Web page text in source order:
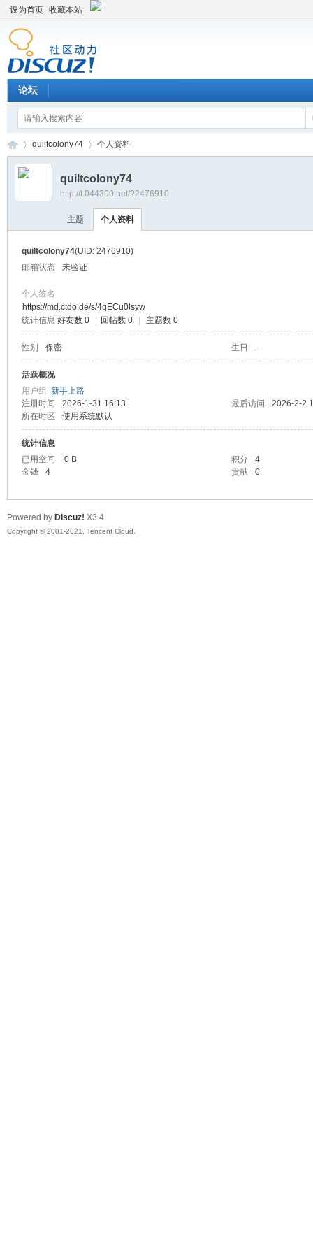
设为首页 收藏本站
论坛
›
quiltcolony74 个人资料
quiltcolony74
http://t.044300.net/?2476910
主题 个人资料
quiltcolony74(UID: 2476910)
邮箱状态
未验证
个人签名
https://md.ctdo.de/s/4qECu0lsyw
统计信息 好友数 0 回帖数 0 主题数 0
性别 保密 生日 -
活跃概况
用户组 新手上路
注册时间
2026-1-31 16:13 最后访问
2026-2-2
所在时区
使用系统默认
统计信息
已用空间
0 B 积分
4
金钱
4 贡献 0
Powered by Discuz! X3.4
Copyright © 2001-2021, Tencent Cloud.